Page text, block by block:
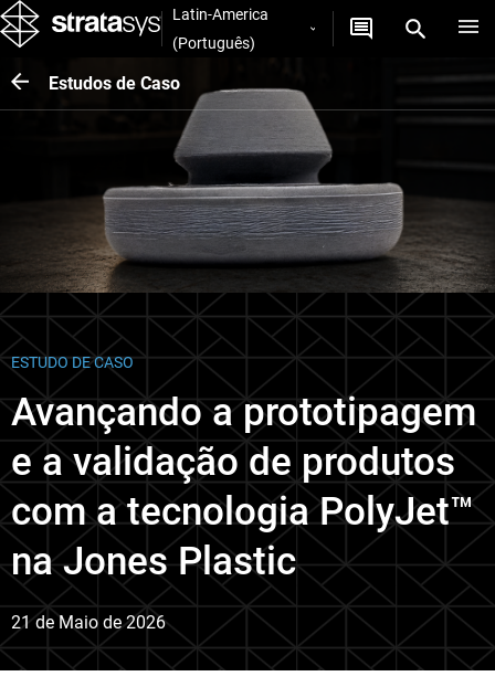
Latin-America
(Português)
Estudos de Caso
ESTUDO DE CASO
Avançando a prototipagem
e a validação de produtos
com a tecnologia PolyJet™
na Jones Plastic
21 de Maio de 2026